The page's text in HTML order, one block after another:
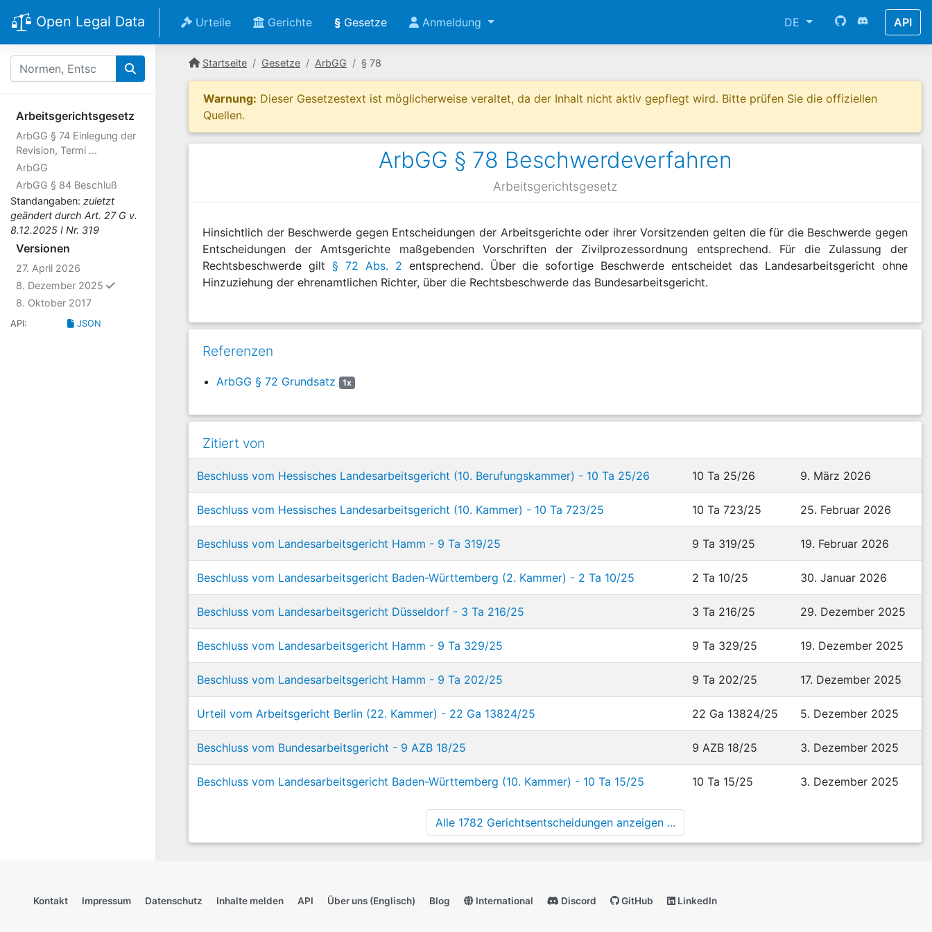
Open Legal Data Urteile Gerichte § Gesetze Anmeldung DE API
Arbeitsgerichtsgesetz
ArbGG § 74 Einlegung der
Revision, Termi ...
ArbGG
ArbGG § 84 Beschluß
Standangaben: zuletzt
geändert durch Art. 27 G v.
8.12.2025 I Nr. 319
Versionen
27. April 2026
8. Dezember 2025
ausgewählt
8. Oktober 2017
API: JSON
Startseite Gesetze ArbGG § 78
Warnung: Dieser Gesetzestext ist möglicherweise veraltet, da der Inhalt nicht aktiv gepflegt wird. Bitte prüfen Sie die offiziellen
Quellen.
ArbGG § 78 Beschwerdeverfahren
Arbeitsgerichtsgesetz
Hinsichtlich der Beschwerde gegen Entscheidungen der Arbeitsgerichte oder ihrer Vorsitzenden gelten die für die Beschwerde gegen
Entscheidungen der Amtsgerichte maßgebenden Vorschriften der Zivilprozessordnung entsprechend. Für die Zulassung der
Rechtsbeschwerde gilt § 72 Abs. 2 entsprechend. Über die sofortige Beschwerde entscheidet das Landesarbeitsgericht ohne
Hinzuziehung der ehrenamtlichen Richter, über die Rechtsbeschwerde das Bundesarbeitsgericht.
Referenzen
ArbGG § 72 Grundsatz 1x
Zitiert von
Beschluss vom Hessisches Landesarbeitsgericht (10. Berufungskammer) - 10 Ta 25/26 10 Ta 25/26 9. März 2026
Beschluss vom Hessisches Landesarbeitsgericht (10. Kammer) - 10 Ta 723/25 10 Ta 723/25 25. Februar 2026
Beschluss vom Landesarbeitsgericht Hamm - 9 Ta 319/25 9 Ta 319/25 19. Februar 2026
Beschluss vom Landesarbeitsgericht Baden-Württemberg (2. Kammer) - 2 Ta 10/25 2 Ta 10/25 30. Januar 2026
Beschluss vom Landesarbeitsgericht Düsseldorf - 3 Ta 216/25 3 Ta 216/25 29. Dezember 2025
Beschluss vom Landesarbeitsgericht Hamm - 9 Ta 329/25 9 Ta 329/25 19. Dezember 2025
Beschluss vom Landesarbeitsgericht Hamm - 9 Ta 202/25 9 Ta 202/25 17. Dezember 2025
Urteil vom Arbeitsgericht Berlin (22. Kammer) - 22 Ga 13824/25 22 Ga 13824/25 5. Dezember 2025
Beschluss vom Bundesarbeitsgericht - 9 AZB 18/25 9 AZB 18/25 3. Dezember 2025
Beschluss vom Landesarbeitsgericht Baden-Württemberg (10. Kammer) - 10 Ta 15/25 10 Ta 15/25 3. Dezember 2025
Alle 1782 Gerichtsentscheidungen anzeigen ...
Kontakt Impressum Datenschutz Inhalte melden API Über uns (Englisch) Blog International Discord GitHub LinkedIn